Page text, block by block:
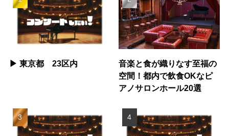
▶︎ 東京都 23区内
音楽と食が織りなす至福の
空間！都内で飲食OKなピ
アノサロンホール20選